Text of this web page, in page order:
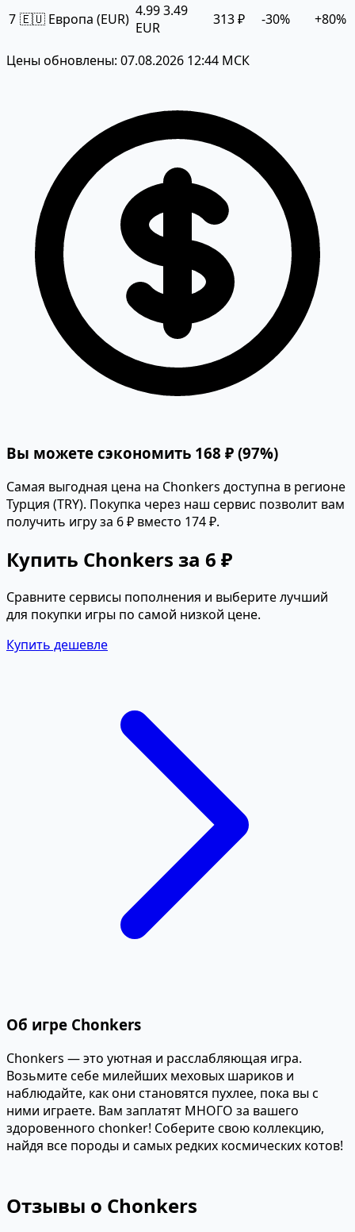
7 🇪🇺 Европа (EUR) 4.993.49
EUR
313 ₽ -30% +80%
Цены обновлены: 07.08.2026 12:44 МСК
Вы можете сэкономить 168 ₽ (97%)
Самая выгодная цена на Chonkers доступна в регионе
Турция (TRY). Покупка через наш сервис позволит вам
получить игру за 6 ₽ вместо 174 ₽.
Купить Chonkers за 6 ₽
Сравните сервисы пополнения и выберите лучший
для покупки игры по самой низкой цене.
Купить дешевле
Об игре Chonkers
Chonkers — это уютная и расслабляющая игра.
Возьмите себе милейших меховых шариков и
наблюдайте, как они становятся пухлее, пока вы с
ними играете. Вам заплатят МНОГО за вашего
здоровенного chonker! Соберите свою коллекцию,
найдя все породы и самых редких космических котов!
Отзывы о Chonkers